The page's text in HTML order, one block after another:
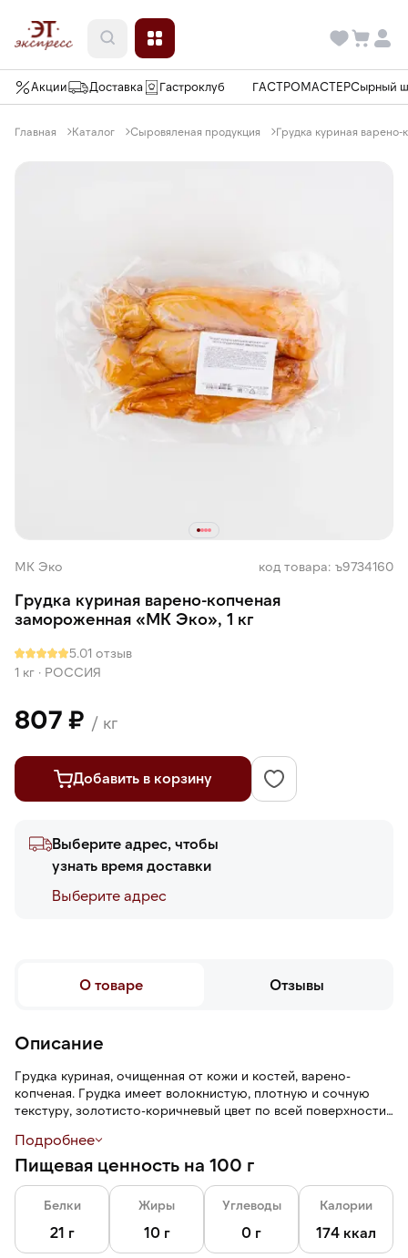
Акции Доставка Гастроклуб ГАСТРОМАСТЕРСырный
Главная Каталог Сыровяленая продукция Грудка куриная
МК Эко код товара: ъ9734160
Грудка куриная варено-копченая
замороженная «МК Эко», 1 кг
5.01 отзыв
1 кг · РОССИЯ
807 ₽ / кг
Добавить в корзину
Выберите адрес, чтобы
узнать время доставки
Выберите адреc
О товаре Отзывы
Описание
Грудка куриная, очищенная от кожи и костей, варено-
копченая. Грудка имеет волокнистую, плотную и сочную
текстуру, золотисто-коричневый цвет по всей поверхности,
насыщенный дымный аромат.
Подробнее
Пищевая ценность на 100 г
Белки
21 г
Жиры
10 г
Углеводы
0 г
Калории
174 ккал